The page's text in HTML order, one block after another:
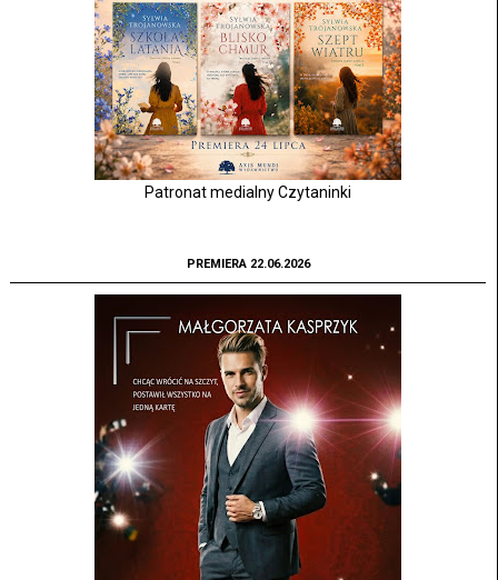
Patronat medialny Czytaninki
PREMIERA 22.06.2026